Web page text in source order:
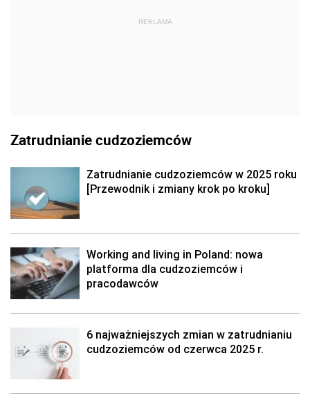
REKLAMA
Zatrudnianie cudzoziemców
Zatrudnianie cudzoziemców w 2025 roku
[Przewodnik i zmiany krok po kroku]
Working and living in Poland: nowa
platforma dla cudzoziemców i
pracodawców
6 najważniejszych zmian w zatrudnianiu
cudzoziemców od czerwca 2025 r.